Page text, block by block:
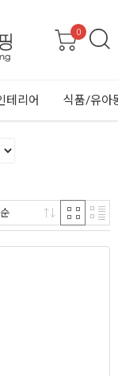
0
테리어 식품/유아